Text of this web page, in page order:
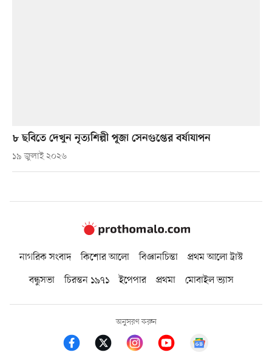
৮ ছবিতে দেখুন নৃত্যশিল্পী পূজা সেনগুপ্তের বর্ষাযাপন
১৯ জুলাই ২০২৬
নাগরিক সংবাদ কিশোর আলো বিজ্ঞানচিন্তা
প্রথম আলো ট্রাস্ট
বন্ধুসভা
চিরন্তন ১৯৭১ ইপেপার প্রথমা মোবাইল ভ্যাস
অনুসরণ করুন